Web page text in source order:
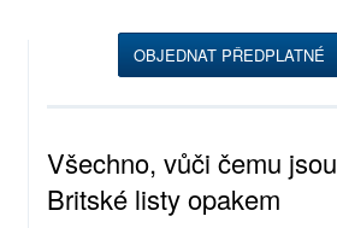
OBJEDNAT PŘEDPLATNÉ
Všechno, vůči čemu jsou
Britské listy opakem